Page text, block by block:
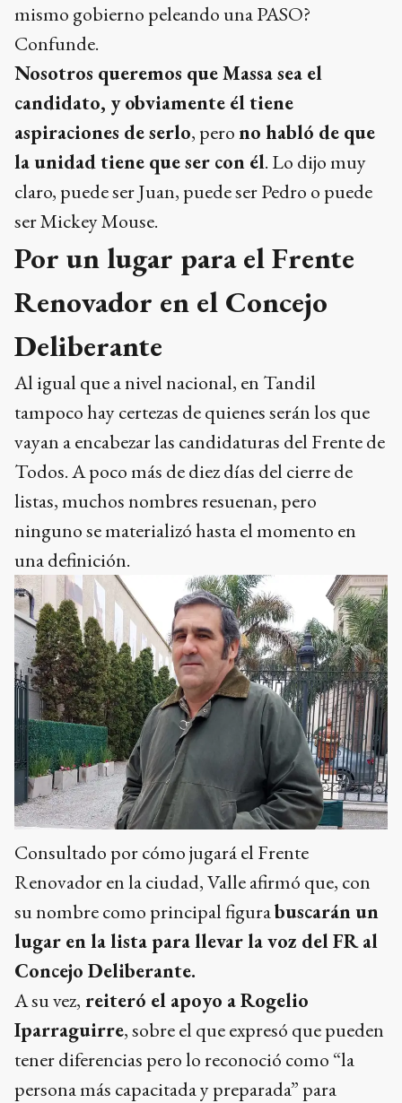
mismo gobierno peleando una PASO?
Confunde.
Nosotros queremos que Massa sea el
candidato, y obviamente él tiene
aspiraciones de serlo, perono habló de que
la unidad tiene que ser con él. Lo dijo muy
claro, puede ser Juan, puede ser Pedro o puede
ser Mickey Mouse.
Por un lugar para el Frente
Renovador en el Concejo
Deliberante
Al igual que a nivel nacional, en Tandil
tampoco hay certezas de quienes serán los que
vayan a encabezar las candidaturas del Frente de
Todos. A poco más de diez días del cierre de
listas, muchos nombres resuenan, pero
ninguno se materializó hasta el momento en
una definición.
Consultado por cómo jugará el Frente
Renovador en la ciudad, Valle afirmó que, con
su nombre como principal figurabuscarán un
lugar en la lista para llevar la voz del FR al
Concejo Deliberante.
A su vez, reiteró el apoyo a Rogelio
Iparraguirre, sobre el que expresó que pueden
tener diferencias pero lo reconoció como “la
persona más capacitada y preparada” para